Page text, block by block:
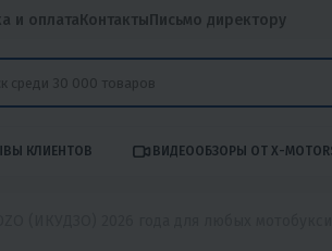
и оплатаКонтактыПисьмо директору
КЛИЕНТОВ ВИДЕООБЗОРЫ ОТ X-